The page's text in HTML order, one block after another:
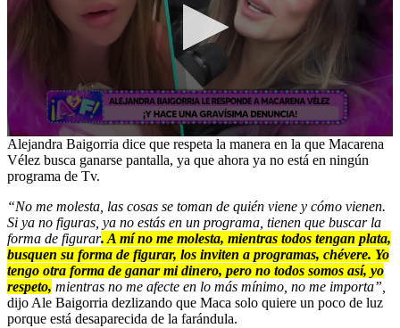
0
seconds
of
5
minutes,
4
seconds
Alejandra Baigorria dice que respeta la manera en la que Macarena
Vélez busca ganarse pantalla, ya que ahora ya no está en ningún
programa de Tv.
“No me molesta, las cosas se toman de quién viene y cómo vienen.
Si ya no figuras, ya no estás en un programa, tienen que buscar la
forma de figurar. A mí no me molesta, mientras todos tengan plata,
busquen su forma de figurar, los inviten a programas, chévere. Yo
tengo otra forma de ganar mi dinero, pero no todos somos así, yo
respeto, mientras no me afecte en lo más mínimo, no me importa”,
dijo Ale Baigorria dezlizando que Maca solo quiere un poco de luz
porque está desaparecida de la farándula.